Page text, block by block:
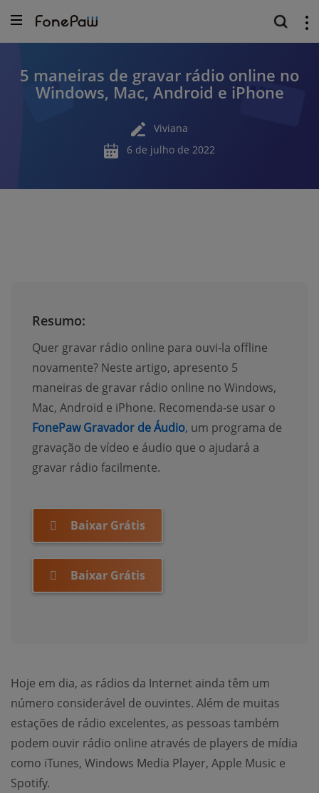
5 maneiras de gravar rádio online no
Windows, Mac, Android e iPhone
Viviana
6 de julho de 2022
Resumo:
Quer gravar rádio online para ouvi-la offline
novamente? Neste artigo, apresento 5
maneiras de gravar rádio online no Windows,
Mac, Android e iPhone. Recomenda-se usar o
FonePaw Gravador de Áudio, um programa de
gravação de vídeo e áudio que o ajudará a
gravar rádio facilmente.
Baixar Grátis
Baixar Grátis
Hoje em dia, as rádios da Internet ainda têm um
número considerável de ouvintes. Além de muitas
estações de rádio excelentes, as pessoas também
podem ouvir rádio online através de players de mídia
como iTunes, Windows Media Player, Apple Music e
Spotify.